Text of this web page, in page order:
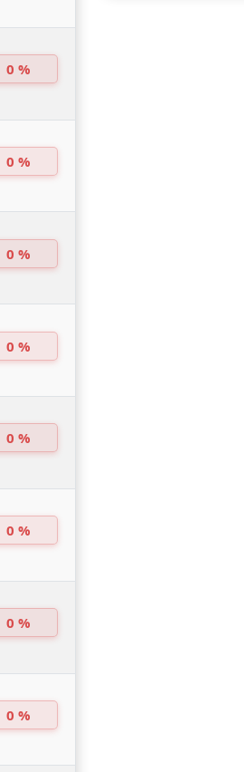
0 %
0 %
0 %
0 %
0 %
0 %
0 %
0 %